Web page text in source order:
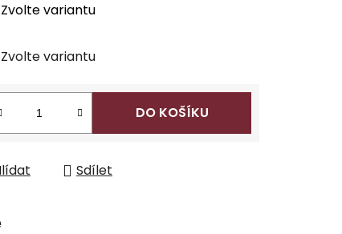
Zvolte variantu
Zvolte variantu
DO KOŠÍKU
Sdílet